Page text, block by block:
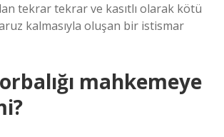
tekrar tekrar ve kasıtlı olarak kötü
kalmasıyla oluşan bir istismar
mahkemeye